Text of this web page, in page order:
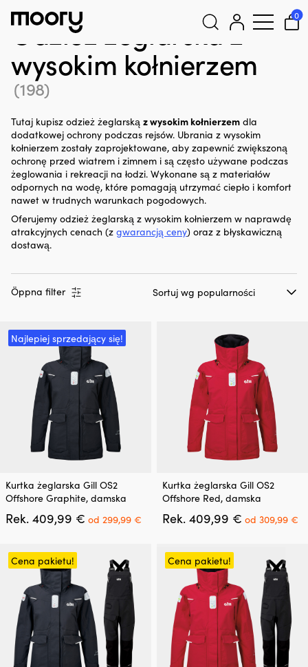
Szukaj:
0
Odzież żeglarska z
wysokim kołnierzem
(198)
Tutaj kupisz odzież żeglarską z wysokim kołnierzem dla
dodatkowej ochrony podczas rejsów. Ubrania z wysokim
kołnierzem zostały zaprojektowane, aby zapewnić zwiększoną
ochronę przed wiatrem i zimnem i są często używane podczas
żeglowania i rekreacji na łodzi. Wykonane są z materiałów
odpornych na wodę, które pomagają utrzymać ciepło i komfort
nawet w trudnych warunkach pogodowych.
Oferujemy odzież żeglarską z wysokim kołnierzem w naprawdę
atrakcyjnych cenach (z gwarancją ceny) oraz z błyskawiczną
dostawą.
Öppna filter
Najlepiej sprzedający się!
Ten
produkt
ma
wiele
można
wybrać
stronie
produktu
Kurtka żeglarska Gill OS2
Offshore Graphite, damska
Rek. 409,99 € Pierwotna
od 299,99 € Aktualna
299,99 €.
Ten
produkt
ma
wiele
można
wybrać
stronie
produktu
Kurtka żeglarska Gill OS2
Offshore Red, damska
Rek. 409,99 € Pierwotna
od 309,99 €
Cena pakietu! Cena pakietu!